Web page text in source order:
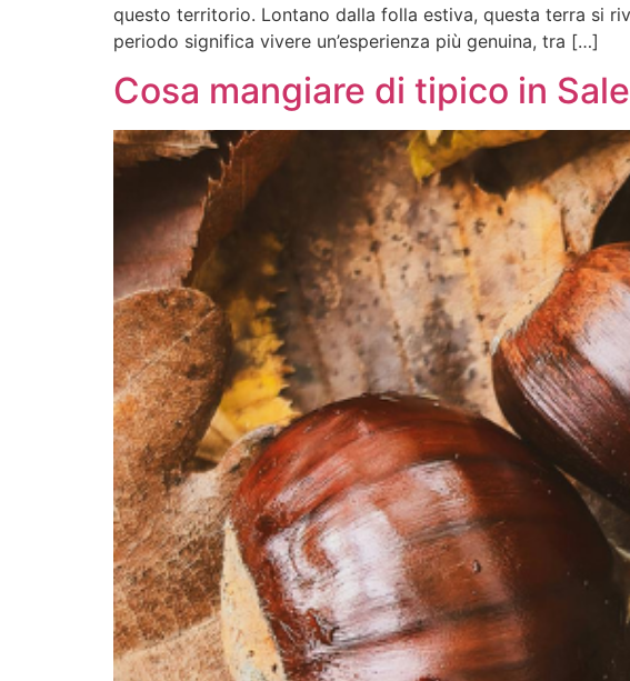
questo territorio. Lontano dalla folla estiva, questa terra si
periodo significa vivere un’esperienza più genuina, tra […]
Cosa mangiare di tipico in